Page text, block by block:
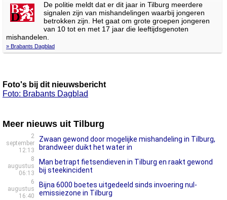
De politie meldt dat er dit jaar in Tilburg meerdere
signalen zijn van mishandelingen waarbij jongeren
betrokken zijn. Het gaat om grote groepen jongeren
van 10 tot en met 17 jaar die leeftijdsgenoten
mishandelen.
» Brabants Dagblad
Foto's bij dit nieuwsbericht
Foto: Brabants Dagblad
Meer nieuws uit Tilburg
2
september
12:13
Zwaan gewond door mogelijke mishandeling in Tilburg,
brandweer duikt het water in
8
augustus
06:13
Man betrapt fietsendieven in Tilburg en raakt gewond
bij steekincident
6
augustus
16:40
Bijna 6000 boetes uitgedeeld sinds invoering nul-
emissiezone in Tilburg